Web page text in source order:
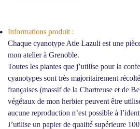
Informations produit :
Chaque cyanotype Atie Lazuli est une
mon atelier à Grenoble.
Toutes les plantes que j’utilise pour la
cyanotypes sont très majoritairement
françaises (massif de la Chartreuse et de
végétaux de mon herbier peuvent être
aucune reproduction n’est possible à
J’utilise un papier de qualité supérieure